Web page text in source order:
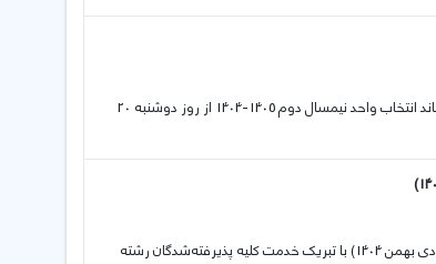
08 02 2026 قابل توجه دانشجويان عزیز دانشگاه کردستان به اطلاع کلیه دانشجویان می رساند انتخاب واحد نیمسال دوم 1405-1404 از روز دوشنبه 20
27 01 2026 اطلاعیه ثبت نام پذیرفته‌شدگان رشته «شیمی کاربردی» دانشگاه کردستان (ورودی بهمن 1404) با تبریک خدمت کلیه پذیرفته‌شدگان رشته